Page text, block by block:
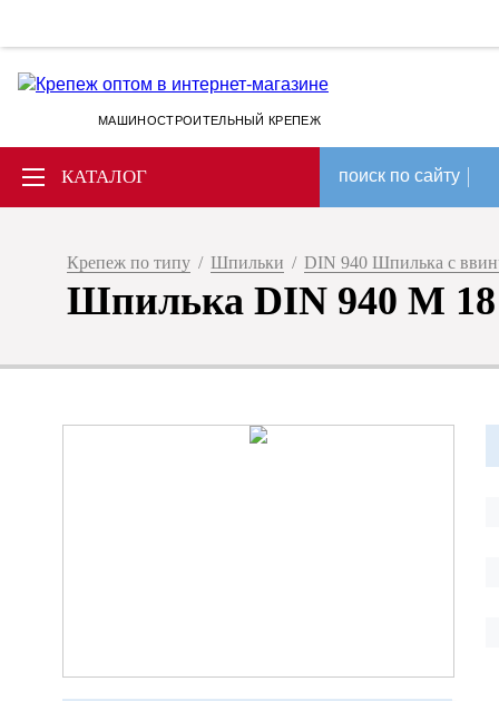
МАШИНОСТРОИТЕЛЬНЫЙ КРЕПЕЖ
КАТАЛОГ поиск по сайту
Крепеж по типу / Шпильки / DIN 940 Шпилька с
Шпилька DIN 940 М 18